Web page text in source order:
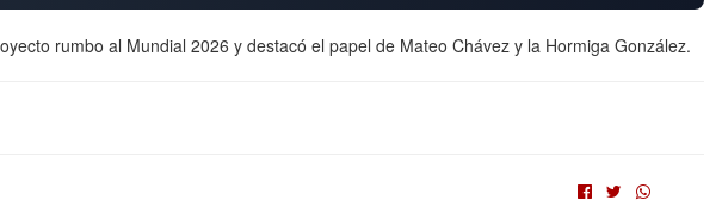
rumbo al Mundial 2026 y destacó el papel de Mateo Chávez y la Hormiga González.